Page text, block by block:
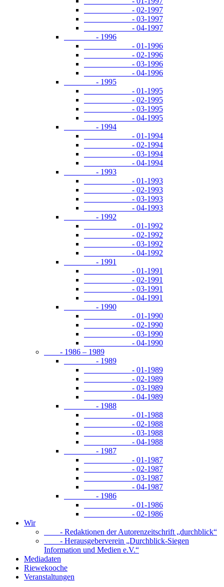
- 02-1997
- 03-1997
- 04-1997
- 1996
- 01-1996
- 02-1996
- 03-1996
- 04-1996
- 1995
- 01-1995
- 02-1995
- 03-1995
- 04-1995
- 1994
- 01-1994
- 02-1994
- 03-1994
- 04-1994
- 1993
- 01-1993
- 02-1993
- 03-1993
- 04-1993
- 1992
- 01-1992
- 02-1992
- 03-1992
- 04-1992
- 1991
- 01-1991
- 02-1991
- 03-1991
- 04-1991
- 1990
- 01-1990
- 02-1990
- 03-1990
- 04-1990
- 1986 – 1989
- 1989
- 01-1989
- 02-1989
- 03-1989
- 04-1989
- 1988
- 01-1988
- 02-1988
- 03-1988
- 04-1988
- 1987
- 01-1987
- 02-1987
- 03-1987
- 04-1987
- 1986
- 01-1986
- 02-1986
Wir
- Redaktionen der Autorenzeitschrift „durchblick“
- Herausgeberverein „Durchblick-Siegen
Information und Medien e.V.“
Mediadaten
Riewekooche
Veranstaltungen